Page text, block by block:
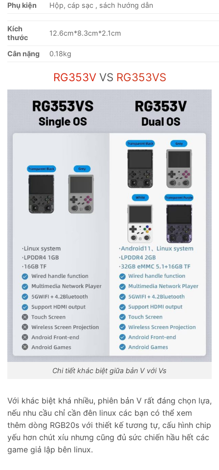
Phụ kiện
Hộp, cáp sạc , sách hướng dẫn
Kích
thước
12.6cm*8.3cm*2.1cm
Cân nặng 0.18kg
RG353VVS RG353VS
Chi tiết khác biệt giữa bản V với Vs
Với khác biệt khá nhiều, phiên bản V rất đáng chọn lựa,
nếu nhu cầu chỉ cần đên linux các bạn có thể xem
thêm dòng RGB20s với thiết kế tương tự, cấu hình chip
yếu hơn chút xíu nhưng cũng đủ sức chiến hầu hết các
game giả lập bên linux.